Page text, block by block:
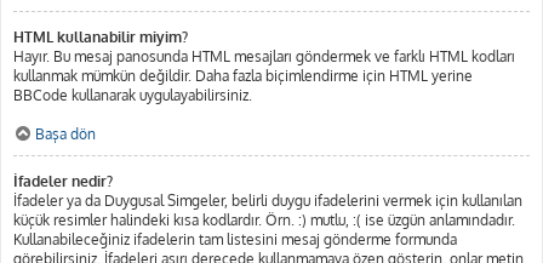
HTML kullanabilir miyim?
Hayır. Bu mesaj panosunda HTML mesajları göndermek ve farklı HTML kodları
kullanmak mümkün değildir. Daha fazla biçimlendirme için HTML yerine
BBCode kullanarak uygulayabilirsiniz.
Başa dön
İfadeler nedir?
İfadeler ya da Duygusal Simgeler, belirli duygu ifadelerini vermek için kullanılan
küçük resimler halindeki kısa kodlardır. Örn. :) mutlu, :( ise üzgün anlamındadır.
Kullanabileceğiniz ifadelerin tam listesini mesaj gönderme formunda
görebilirsiniz. İfadeleri aşırı derecede kullanmamaya özen gösterin, onlar metin